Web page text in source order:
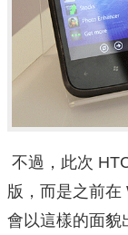
不過，此次
版，而是之前在
會以這樣的面貌